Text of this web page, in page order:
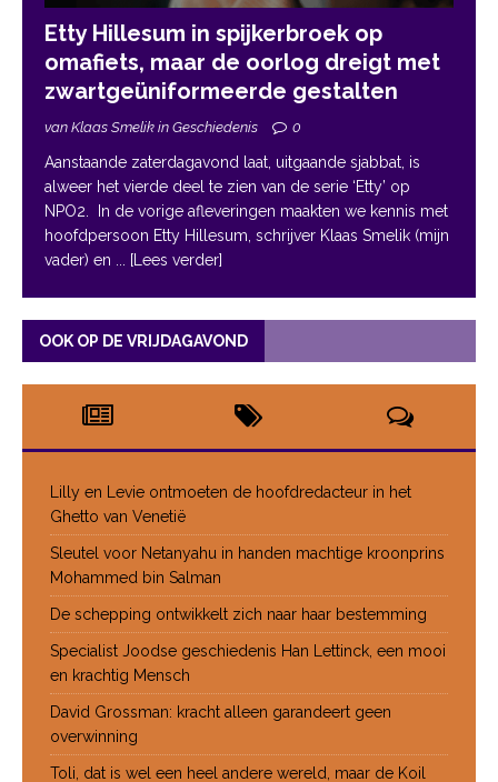
Etty Hillesum in spijkerbroek op
omafiets, maar de oorlog dreigt met
zwartgeüniformeerde gestalten
van Klaas Smelik in Geschiedenis 0
Aanstaande zaterdagavond laat, uitgaande sjabbat, is
alweer het vierde deel te zien van de serie ‘Etty’ op
NPO2. In de vorige afleveringen maakten we kennis met
hoofdpersoon Etty Hillesum, schrijver Klaas Smelik (mijn
vader) en
... [Lees verder]
OOK OP DE VRIJDAGAVOND
Lilly en Levie ontmoeten de hoofdredacteur in het
Ghetto van Venetië
Sleutel voor Netanyahu in handen machtige kroonprins
Mohammed bin Salman
De schepping ontwikkelt zich naar haar bestemming
Specialist Joodse geschiedenis Han Lettinck, een mooi
en krachtig Mensch
David Grossman: kracht alleen garandeert geen
overwinning
Toli, dat is wel een heel andere wereld, maar de Koil